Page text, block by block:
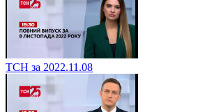
ТСН за 2022.11.08